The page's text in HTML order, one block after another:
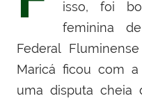
isso, foi
feminina
Federal
Maricá ficou com
uma disputa cheia